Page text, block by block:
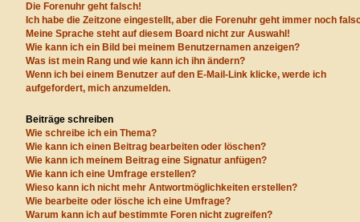
Die Forenuhr geht falsch!
Ich habe die Zeitzone eingestellt, aber die Forenuhr geht immer noch
Meine Sprache steht auf diesem Board nicht zur Auswahl!
Wie kann ich ein Bild bei meinem Benutzernamen anzeigen?
Was ist mein Rang und wie kann ich ihn ändern?
Wenn ich bei einem Benutzer auf den E-Mail-Link klicke, werde ich
aufgefordert, mich anzumelden.
Beiträge schreiben
Wie schreibe ich ein Thema?
Wie kann ich einen Beitrag bearbeiten oder löschen?
Wie kann ich meinem Beitrag eine Signatur anfügen?
Wie kann ich eine Umfrage erstellen?
Wieso kann ich nicht mehr Antwortmöglichkeiten erstellen?
Wie bearbeite oder lösche ich eine Umfrage?
Warum kann ich auf bestimmte Foren nicht zugreifen?